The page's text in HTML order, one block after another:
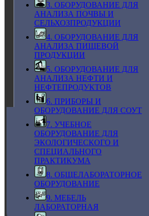
3. ОБОРУДОВАНИЕ ДЛЯ
АНАЛИЗА ПОЧВЫ И
СЕЛЬХОЗПРОДУКЦИИ
4. ОБОРУДОВАНИЕ ДЛЯ
АНАЛИЗА ПИЩЕВОЙ
ПРОДУКЦИИ
5. ОБОРУДОВАНИЕ ДЛЯ
АНАЛИЗА НЕФТИ И
НЕФТЕПРОДУКТОВ
6. ПРИБОРЫ И
ОБОРУДОВАНИЕ ДЛЯ СОУТ
7. УЧЕБНОЕ
ОБОРУДОВАНИЕ ДЛЯ
ЭКОЛОГИЧЕСКОГО И
СПЕЦИАЛЬНОГО
ПРАКТИКУМА
8. ОБЩЕЛАБОРАТОРНОЕ
ОБОРУДОВАНИЕ
9. МЕБЕЛЬ
ЛАБОРАТОРНАЯ